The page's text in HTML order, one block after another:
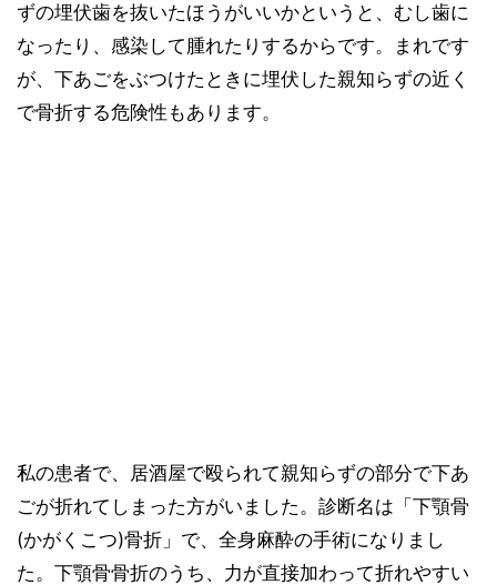
ずの埋伏歯を抜いたほうがいいかというと、むし歯に
なったり、感染して腫れたりするからです。まれです
が、下あごをぶつけたときに埋伏した親知らずの近く
で骨折する危険性もあります。
私の患者で、居酒屋で殴られて親知らずの部分で下あ
ごが折れてしまった方がいました。診断名は「下顎骨
(かがくこつ)骨折」で、全身麻酔の手術になりまし
た。下顎骨骨折のうち、力が直接加わって折れやすい